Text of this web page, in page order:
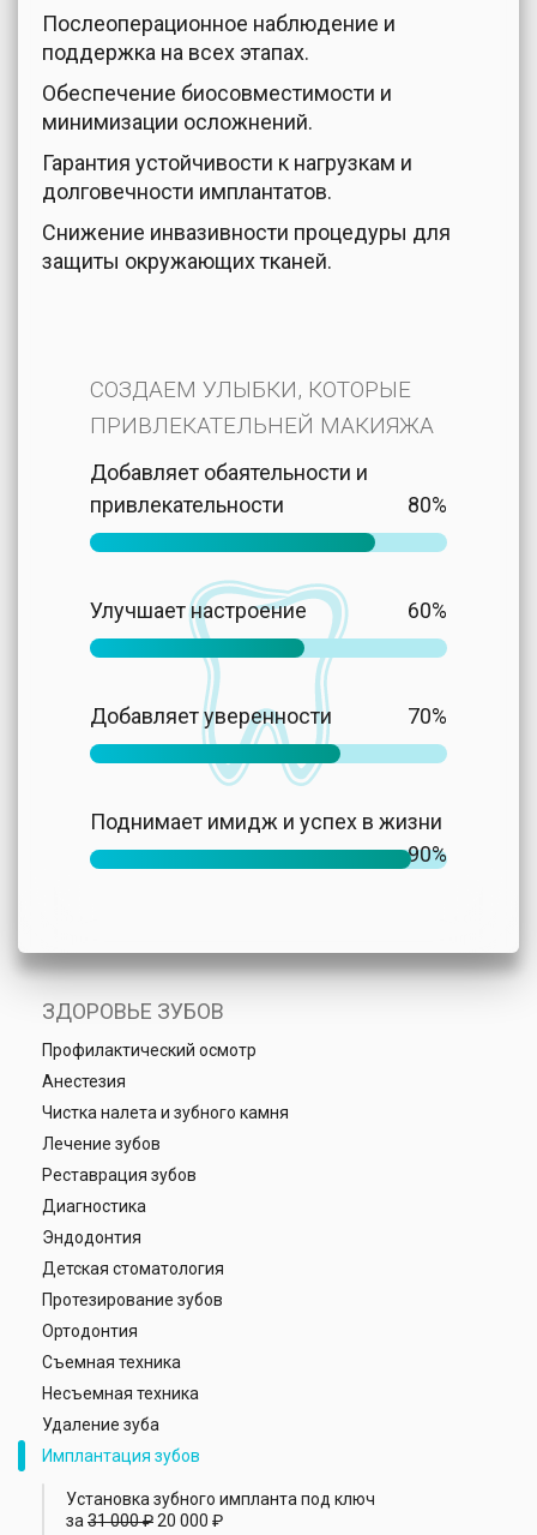
Послеоперационное наблюдение и
поддержка на всех этапах.
Обеспечение биосовместимости и
минимизации осложнений.
Гарантия устойчивости к нагрузкам и
долговечности имплантатов.
Снижение инвазивности процедуры для
защиты окружающих тканей.
СОЗДАЕМ УЛЫБКИ, КОТОРЫЕ
ПРИВЛЕКАТЕЛЬНЕЙ МАКИЯЖА
Добавляет обаятельности и
привлекательности
80%
Улучшает настроение 60%
Добавляет уверенности 70%
Поднимает имидж и успех в жизни
90%
ЗДОРОВЬЕ ЗУБОВ
Профилактический осмотр
Анестезия
Чистка налета и зубного камня
Лечение зубов
Реставрация зубов
Диагностика
Эндодонтия
Детская стоматология
Протезирование зубов
Ортодонтия
Съемная техника
Несъемная техника
Удаление зуба
Имплантация зубов
Установка зубного импланта под ключ
за 31 000 ₽20 000 ₽